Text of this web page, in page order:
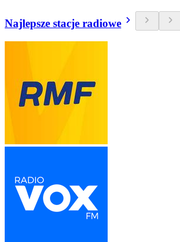
Najlepsze stacje radiowe